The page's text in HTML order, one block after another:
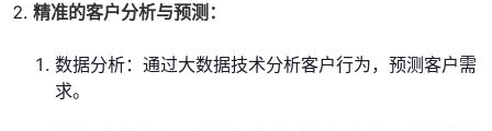
精准的客户分析与预测：
数据分析：通过大数据技术分析客户行为，预测客户需
求。